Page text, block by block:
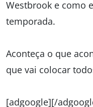
Westbrook e como
temporada.
Aconteça o que
que vai colocar
[adgoogle][/